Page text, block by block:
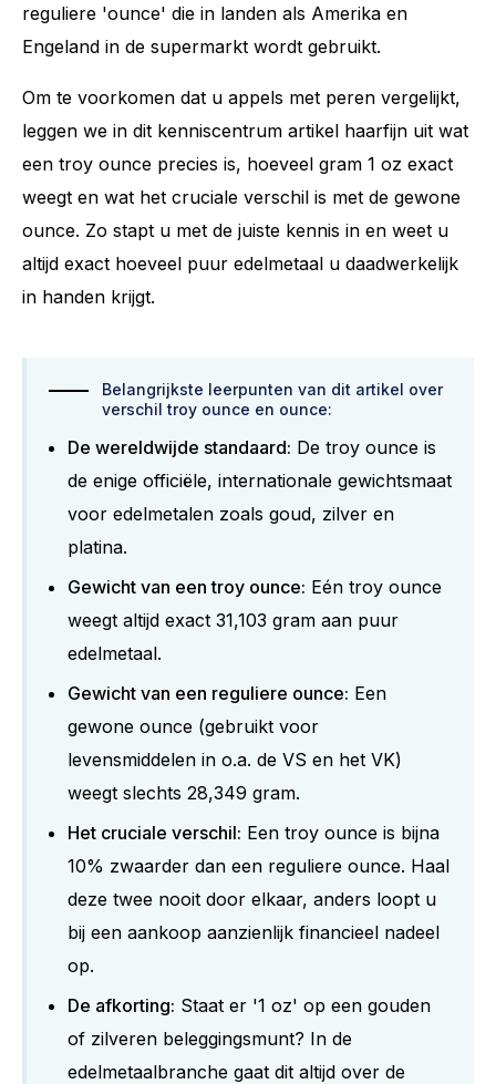
reguliere 'ounce' die in landen als Amerika en
Engeland in de supermarkt wordt gebruikt.
Om te voorkomen dat u appels met peren vergelijkt,
leggen we in dit kenniscentrum artikel haarfijn uit wat
een troy ounce precies is, hoeveel gram 1 oz exact
weegt en wat het cruciale verschil is met de gewone
ounce. Zo stapt u met de juiste kennis in en weet u
altijd exact hoeveel puur edelmetaal u daadwerkelijk
in handen krijgt.
Belangrijkste leerpunten van dit artikel over
verschil troy ounce en ounce:
De wereldwijde standaard: De troy ounce is
de enige officiële, internationale gewichtsmaat
voor edelmetalen zoals goud, zilver en
platina.
Gewicht van een troy ounce: Eén troy ounce
weegt altijd exact 31,103 gram aan puur
edelmetaal.
Gewicht van een reguliere ounce: Een
gewone ounce (gebruikt voor
levensmiddelen in o.a. de VS en het VK)
weegt slechts 28,349 gram.
Het cruciale verschil: Een troy ounce is bijna
10% zwaarder dan een reguliere ounce. Haal
deze twee nooit door elkaar, anders loopt u
bij een aankoop aanzienlijk financieel nadeel
op.
De afkorting: Staat er '1 oz' op een gouden
of zilveren beleggingsmunt? In de
edelmetaalbranche gaat dit altijd over de